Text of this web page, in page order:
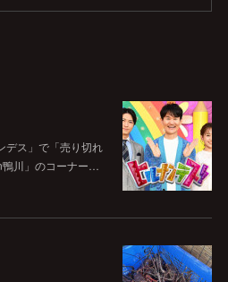
デス」で「売り切れ
川」のコーナー…